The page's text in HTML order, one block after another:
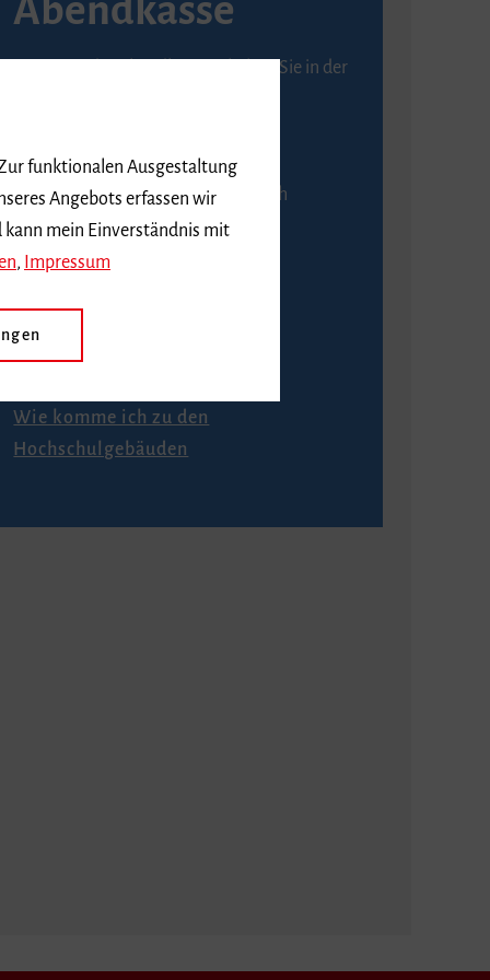
Abendkasse
Karten an der Abendkasse erhalten Sie in der
An der Abendkasse ist ausschließlich
Barzahlung möglich.
Anfahrt
Wie komme ich zu den
Hochschulgebäuden
funktionalen Ausgestaltung
Angebots erfassen wir
kann mein Einverständnis mit
, Impressum